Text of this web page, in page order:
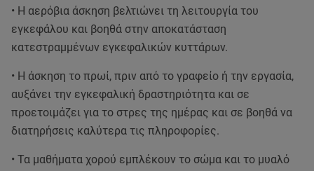
• Η αερόβια άσκηση βελτιώνει τη λειτουργία του
εγκεφάλου και βοηθά στην αποκατάσταση
κατεστραμμένων εγκεφαλικών κυττάρων.
• Η άσκηση το πρωί, πριν από το γραφείο ή την εργασία,
αυξάνει την εγκεφαλική δραστηριότητα και σε
προετοιμάζει για το στρες της ημέρας και σε βοηθά να
διατηρήσεις καλύτερα τις πληροφορίες.
• Τα μαθήματα χορού εμπλέκουν το σώμα και το μυαλό